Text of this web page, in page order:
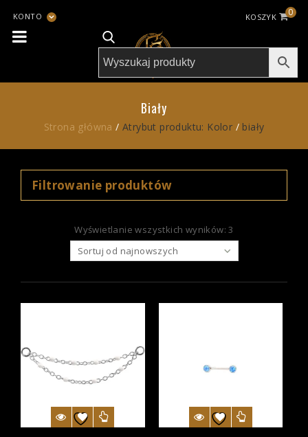
KOSZYK 0
KONTO
Biały
Strona główna / Atrybut produktu: Kolor / biały
Biżuteria push-in
Kolczyki
Wyświetlanie wszystkich wyników: 3
Sortuj od najnowszych